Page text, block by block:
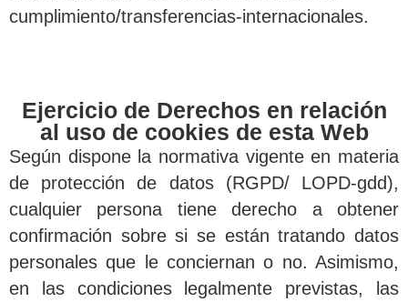
cumplimiento/transferencias-internacionales.
Ejercicio de Derechos en relación
al uso de cookies de esta Web
Según dispone la normativa vigente en materia
de protección de datos (RGPD/ LOPD-gdd),
cualquier persona tiene derecho a obtener
confirmación sobre si se están tratando datos
personales que le conciernan o no. Asimismo,
en las condiciones legalmente previstas, las